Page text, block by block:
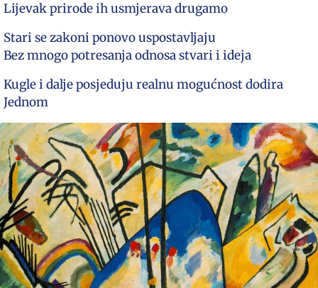
Lijevak prirode ih usmjerava drugamo
Stari se zakoni ponovo uspostavljaju
Bez mnogo potresanja odnosa stvari i ideja
Kugle i dalje posjeduju realnu mogućnost dodira
Jednom